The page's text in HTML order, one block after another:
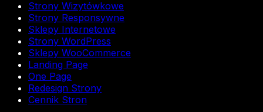
Strony Wizytówkowe
Strony Responsywne
Sklepy Internetowe
Strony WordPress
Sklepy WooCommerce
Landing Page
One Page
Redesign Strony
Cennik Stron